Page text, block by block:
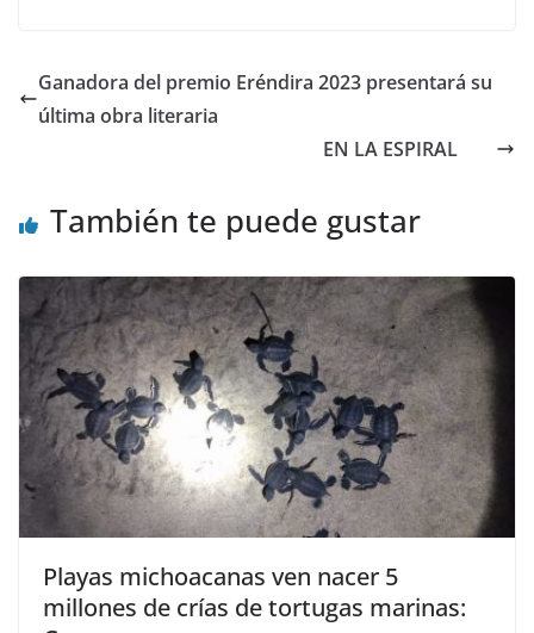
Ganadora del premio Eréndira 2023 presentará su
última obra literaria
EN LA ESPIRAL
También te puede gustar
Playas michoacanas ven nacer 5
millones de crías de tortugas marinas: